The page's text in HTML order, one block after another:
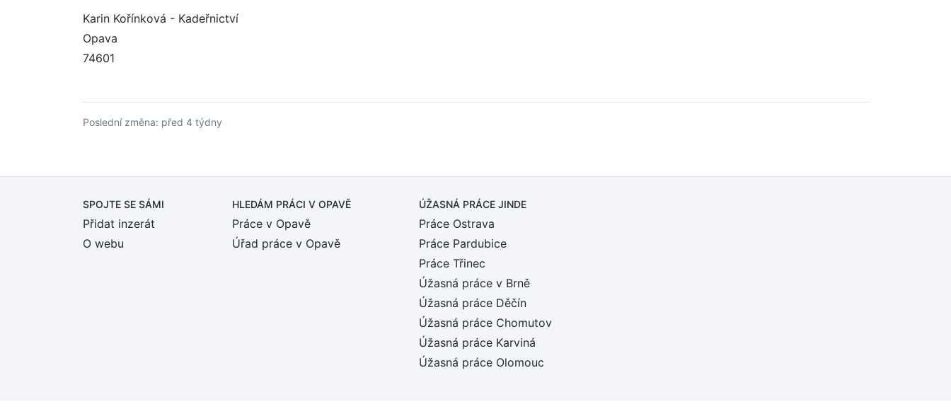
Karin Kořínková - Kadeřnictví
Opava
74601
Poslední změna: před 4 týdny
SPOJTE SE SÁMI
Přidat inzerát
O webu
HLEDÁM PRÁCI V OPAVĚ
Práce v Opavě
Úřad práce v Opavě
ÚŽASNÁ PRÁCE JINDE
Práce Ostrava
Práce Pardubice
Práce Třinec
Úžasná práce v Brně
Úžasná práce Děčín
Úžasná práce Chomutov
Úžasná práce Karviná
Úžasná práce Olomouc